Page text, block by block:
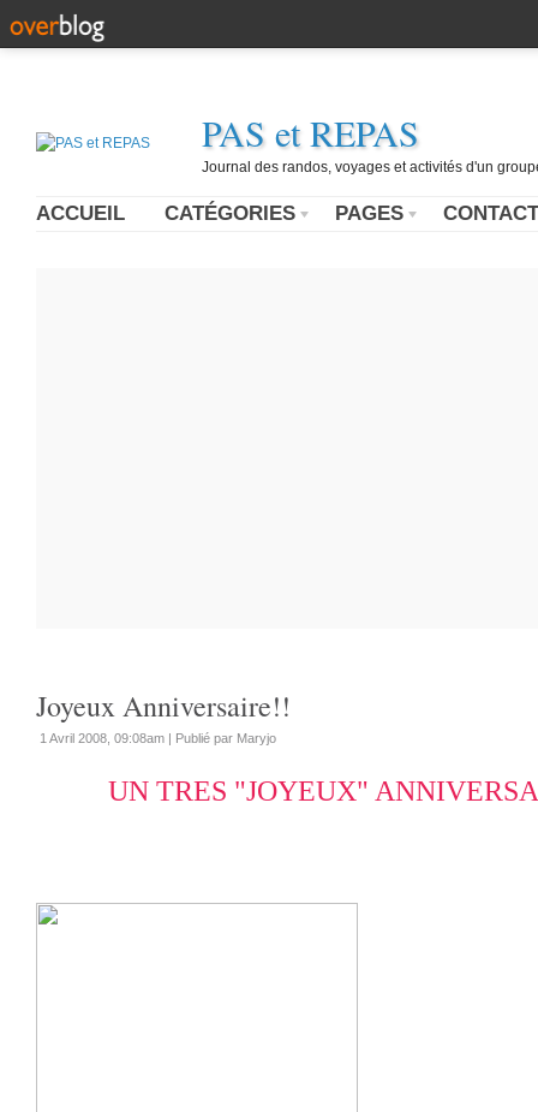
PAS et REPAS
Journal des randos, voyages et activités d'un
ACCUEIL CATÉGORIES PAGES CONTACT
Joyeux Anniversaire!!
1 Avril 2008, 09:08am | Publié par Maryjo
UN TRES "JOYEUX"